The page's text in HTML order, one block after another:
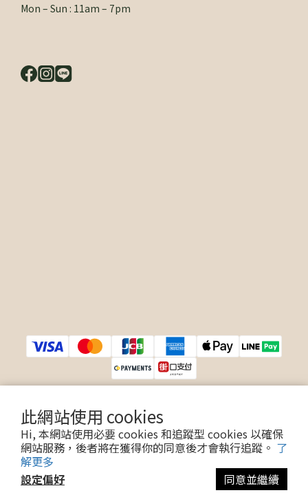
此網站使用 cookies
Hi, 本網站使用必要 cookies 和追蹤型 cookies 以確保
網站服務，後者將在獲得你的同意後才會執行追蹤。 了
解更多
設定偏好
同意並繼續
Mon – Sun : 11am – 7pm
$ TWD 繁體中文
Copyright © 2017 Ouifie.com. All Rights Reserved.